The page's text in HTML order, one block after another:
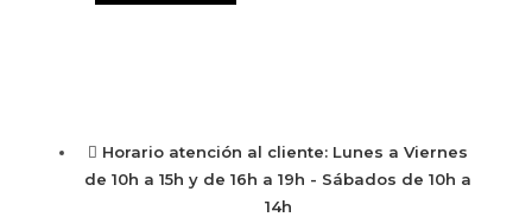
Horario atención al cliente: Lunes a Viernes
de 10h a 15h y de 16h a 19h - Sábados de 10h a
14h